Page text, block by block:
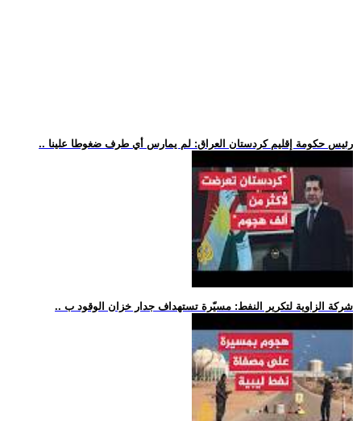
.. رئيس حكومة إقليم كردستان العراق: لم يمارس أي طرف ضغوطا علينا
.. شركة الزاوية لتكرير النفط: مسيّرة تستهداف جدار خزان الوقود ب